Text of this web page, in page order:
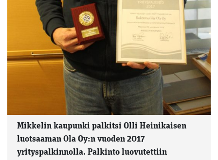
Mikkelin kaupunki palkitsi Olli Heinikaisen
luotsaaman Ola Oy:n vuoden 2017
yrityspalkinnolla. Palkinto luovutettiin